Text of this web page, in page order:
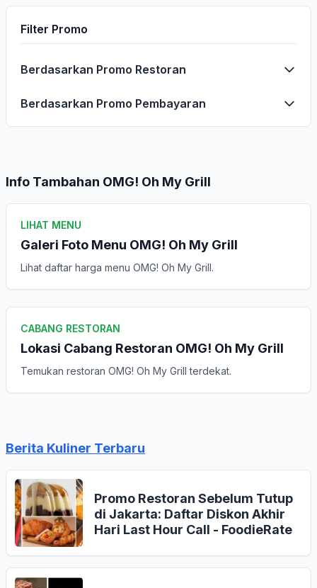
Filter Promo
Berdasarkan Promo Restoran
Berdasarkan Promo Pembayaran
Info Tambahan OMG! Oh My Grill
LIHAT MENU
Galeri Foto Menu OMG! Oh My Grill
Lihat daftar harga menu OMG! Oh My Grill.
CABANG RESTORAN
Lokasi Cabang Restoran OMG! Oh My Grill
Temukan restoran OMG! Oh My Grill terdekat.
Berita Kuliner Terbaru
Promo Restoran Sebelum Tutup
di Jakarta: Daftar Diskon Akhir
Hari Last Hour Call - FoodieRate